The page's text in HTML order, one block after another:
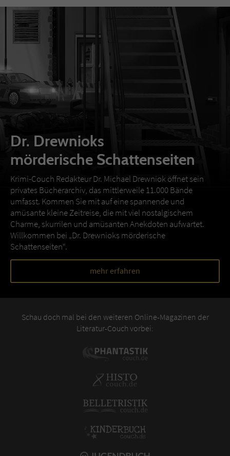
Dr. Drewnioks
mörderische Schattenseiten
Krimi-Couch Redakteur Dr. Michael Drewniok öffnet sein
privates Bücherarchiv, das mittlerweile 11.000 Bände
umfasst. Kommen Sie mit auf eine spannende und
amüsante kleine Zeitreise, die mit viel nostalgischem
Charme, skurrilen und amüsanten Anekdoten aufwartet.
Willkommen bei „Dr. Drewnioks mörderische
Schattenseiten“.
mehr erfahren
Schau doch mal bei den weiteren Online-Magazinen der
Literatur-Couch vorbei: